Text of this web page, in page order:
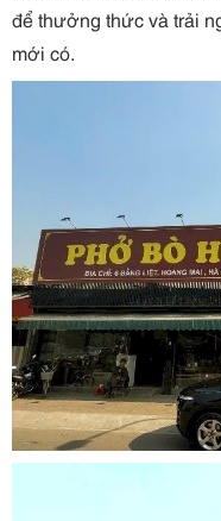
để thưởng thức và trải
mới có.